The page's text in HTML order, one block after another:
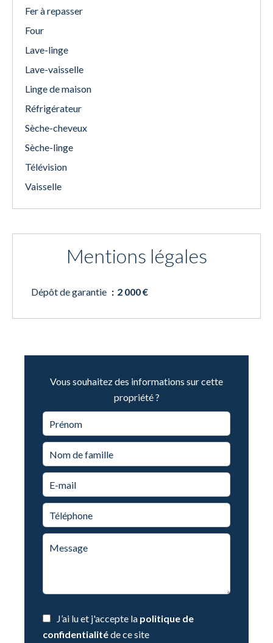
Fer à repasser
Four
Lave-linge
Lave-vaisselle
Linge de maison
Réfrigérateur
Sèche-cheveux
Sèche-linge
Télévision
Vaisselle
Mentions légales
Dépôt de garantie 2 000 €
Vous souhaitez des informations sur cette
propriété ?
J’ai lu et j'accepte la politique de
confidentialitéde ce site